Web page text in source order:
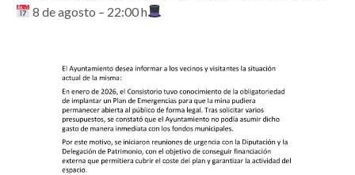
8 de agosto – 22:00 h